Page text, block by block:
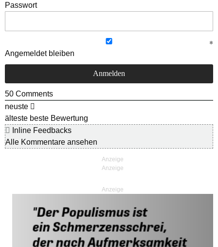
Passwort
Angemeldet bleiben
50 Comments
neuste
älteste beste Bewertung
Inline Feedbacks
Alle Kommentare ansehen
Anzeige